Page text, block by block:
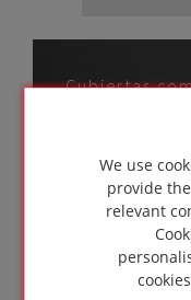
We use
provide
relevant
cookies
Cubiertas
IR